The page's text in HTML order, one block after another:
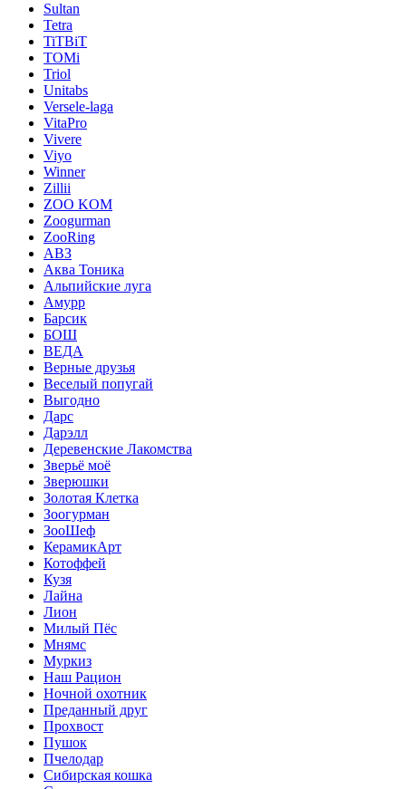
Sultan
Tetra
TiTBiT
TOMi
Triol
Unitabs
Versele-laga
VitaPro
Vivere
Viyo
Winner
Zillii
ZOO KOM
Zoogurman
ZooRing
АВЗ
Аква Тоника
Альпийские луга
Амурр
Барсик
БОШ
ВЕДА
Верные друзья
Веселый попугай
Выгодно
Дарс
Дарэлл
Деревенские Лакомства
Зверьё моё
Зверюшки
Золотая Клетка
Зоогурман
ЗооШеф
КерамикАрт
Котоффей
Кузя
Лайна
Лион
Милый Пёс
Мнямс
Муркиз
Наш Рацион
Ночной охотник
Преданный друг
Прохвост
Пушок
Пчелодар
Сибирская кошка